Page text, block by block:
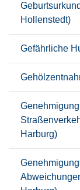
Hollenstedt)
Gefährliche
Harburg)